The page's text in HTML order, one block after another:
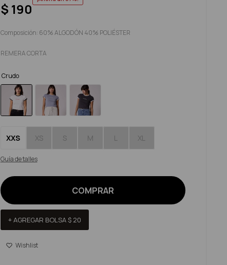
$ 190
Composición: 60% ALGODÓN 40% POLIÉSTER
REMERA CORTA
Crudo
XXS XS S M L XL
Guía de talles
COMPRAR
+ AGREGAR BOLSA$ 20